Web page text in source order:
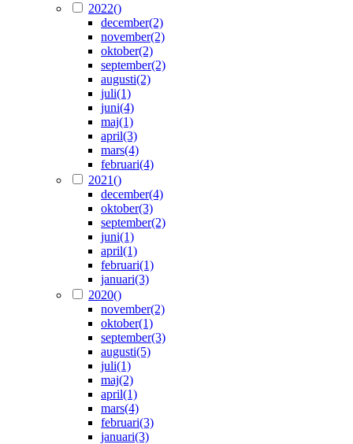
2022()
december(2)
november(2)
oktober(2)
september(2)
augusti(2)
juli(1)
juni(4)
maj(1)
april(3)
mars(4)
februari(4)
2021()
december(4)
oktober(3)
september(2)
juni(1)
april(1)
februari(1)
januari(3)
2020()
november(2)
oktober(1)
september(3)
augusti(5)
juli(1)
maj(2)
april(1)
mars(4)
februari(3)
januari(3)